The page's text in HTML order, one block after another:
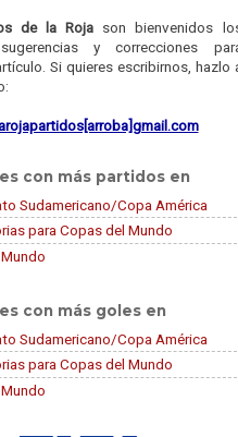
de la Roja son bienvenidos
y correcciones
Si quieres escribirnos, hazlo
con más partidos en
Sudamericano/Copa América
para Copas del Mundo
con más goles en
Sudamericano/Copa América
para Copas del Mundo